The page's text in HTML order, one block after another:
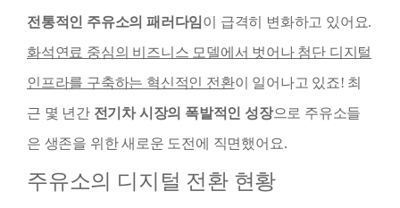
전통적인 주유소의 패러다임 이 급격히 변화하고 있어요.
화석연료 중심의 비즈니스 모델에서 벗어나 첨단 디지털
인프라를 구축하는 혁신적인 전환이 일어나고 있죠! 최
근 몇 년간 전기차 시장의 폭발적인 성장으로 주유소들
은 생존을 위한 새로운 도전에 직면했어요.
주유소의 디지털 전환 현황